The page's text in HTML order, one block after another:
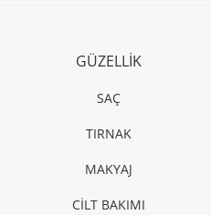
GÜZELLİK
SAÇ
TIRNAK
MAKYAJ
CİLT BAKIMI